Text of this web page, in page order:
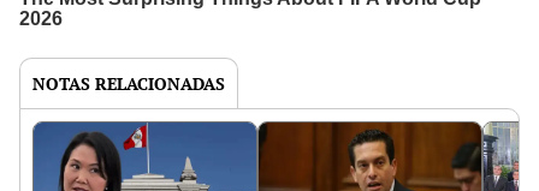
NOTAS RELACIONADAS